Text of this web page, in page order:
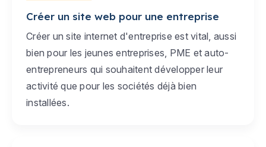
Créer un site web pour une entreprise
Créer un site internet d'entreprise est vital, aussi
bien pour les jeunes entreprises, PME et auto-
entrepreneurs qui souhaitent développer leur
activité que pour les sociétés déjà bien
installées.